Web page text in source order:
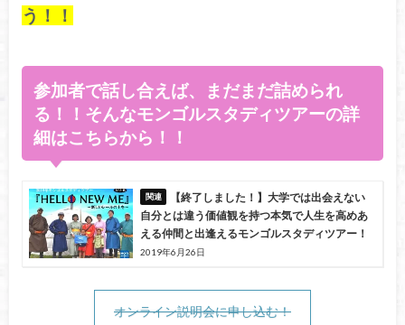
う！！
参加者で話し合えば、まだまだ詰められ
る！！そんなモンゴルスタディツアーの詳
細はこちらから！！
【終了しました！】大学では出会えない
自分とは違う価値観を持つ本気で人生を高めあ
える仲間と出逢えるモンゴルスタディツアー！
2019年6月26日
オンライン説明会に申し込む！